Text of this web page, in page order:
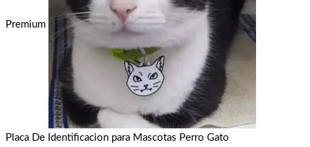
Premium
Placa De Identificacion para Mascotas Perro Gato